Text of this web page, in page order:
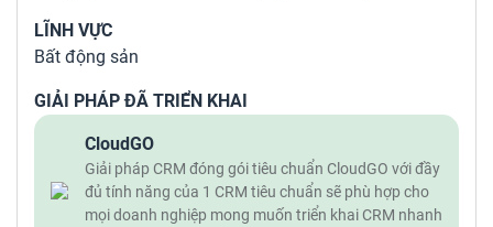
LĨNH VỰC
Bất động sản
GIẢI PHÁP ĐÃ TRIỂN KHAI
CloudGO
Giải pháp CRM đóng gói tiêu chuẩn CloudGO với đầy
đủ tính năng của 1 CRM tiêu chuẩn sẽ phù hợp cho
mọi doanh nghiệp mong muốn triển khai CRM nhanh